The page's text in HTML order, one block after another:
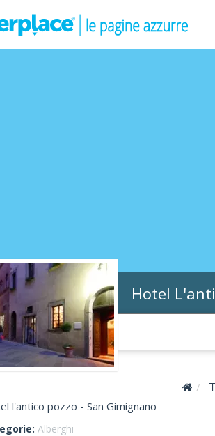
Hotel
l'antico pozzo - San Gimignano
Alberghi